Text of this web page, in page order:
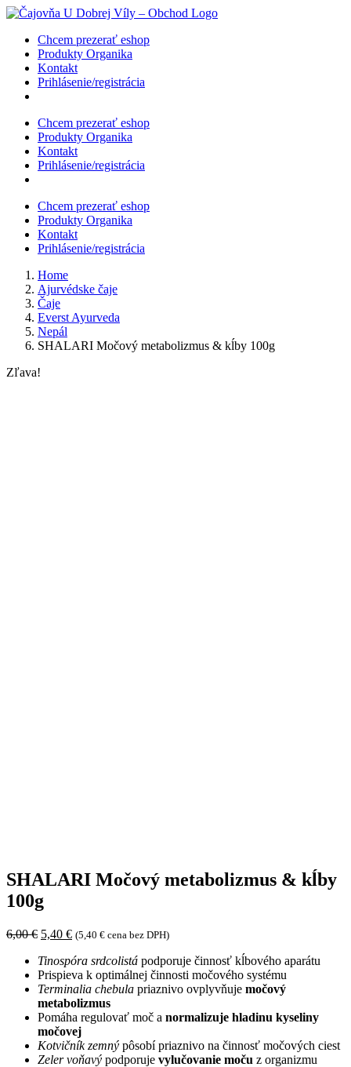
Skip
contentChcem prezerať eshop
Produkty Organika
Kontakt
Prihlásenie/registrácia
Chcem prezerať eshop
Produkty Organika
Kontakt
Prihlásenie/registrácia
Chcem prezerať eshop
Produkty Organika
Kontakt
Prihlásenie/registrácia
Home
Ajurvédske čaje
Čaje
Everst Ayurveda
Nepál
SHALARI Močový metabolizmus & kĺby 100g
Zľava!
SHALARI Močový metabolizmus & kĺby
100g
6,00€ Pôvodná
bola:
6,00 €.
5,40 €Aktuálna
je:
5,40 €.
(5,40 € cena bez DPH)
Tinospóra srdcolistá podporuje činnosť kĺbového aparátu
Prispieva k optimálnej činnosti močového systému
Terminalia chebula priaznivo ovplyvňuje močový
metabolizmus
Pomáha regulovať moč a normalizuje hladinu kyseliny
močovej
Kotvičník zemný pôsobí priaznivo na činnosť močových ciest
Zeler voňavý podporuje vylučovanie moču z organizmu